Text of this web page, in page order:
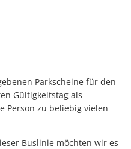
Parkscheine für den
Gültigkeitstag als
Person zu beliebig vielen
Buslinie möchten wir es